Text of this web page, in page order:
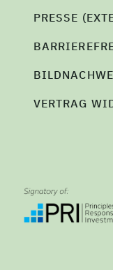
PRESSE
VERTRAG